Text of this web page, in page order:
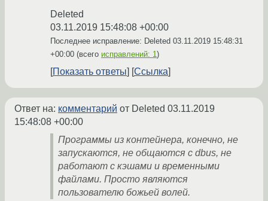
Deleted
03.11.2019 15:48:08 +00:00
Последнее исправление: Deleted 03.11.2019 15:48:31
+00:00 (всего исправлений: 1)
Показать ответы Ссылка
Ответ на: комментарий от Deleted 03.11.2019
15:48:08 +00:00
Программы из контейнера, конечно, не
запускаются, не общаются с dbus, не
работают с кэшами и временными
файлами. Просто являются
пользователю божьей волей.